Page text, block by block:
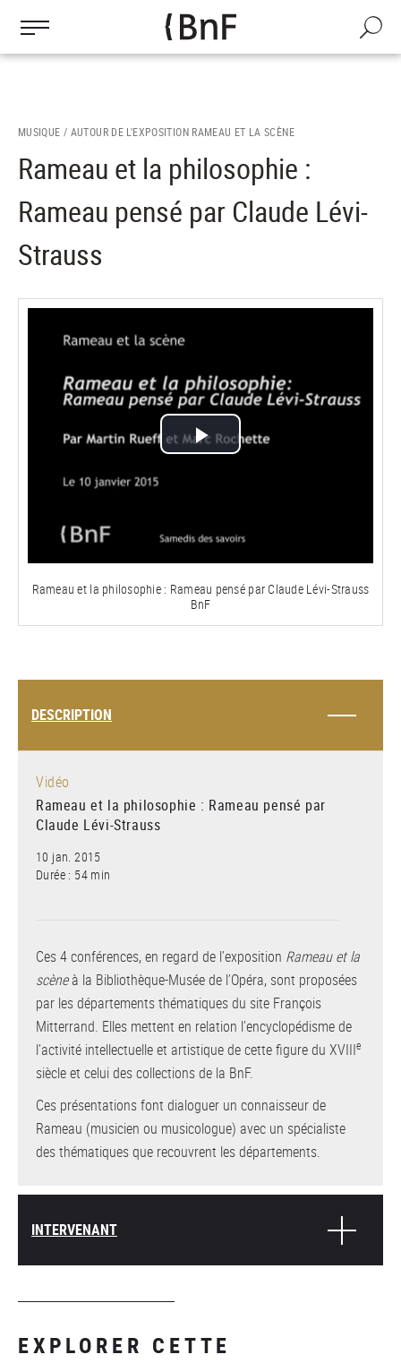
contenu
Recherche
MUSIQUE / AUTOUR DE L'EXPOSITION RAMEAU ET LA SCÈNE
Rameau et la philosophie :
Rameau pensé par Claude Lévi-
Strauss
Lire
vidéo
Rameau et la philosophie : Rameau pensé par Claude Lévi-Strauss
BnF
DESCRIPTION
Vidéo
Rameau et la philosophie : Rameau pensé par
Claude Lévi-Strauss
10 jan. 2015
Durée : 54 min
Ces 4 conférences, en regard de l’exposition Rameau et la
scèneà la Bibliothèque-Musée de l’Opéra, sont proposées
par les départements thématiques du site François
Mitterrand. Elles mettent en relation l’encyclopédisme de
l’activité intellectuelle et artistique de cette figure du XVIIIe
siècle et celui des collections de la BnF.
Ces présentations font dialoguer un connaisseur de
Rameau (musicien ou musicologue) avec un spécialiste
des thématiques que recouvrent les départements.
INTERVENANT
EXPLORER CETTE